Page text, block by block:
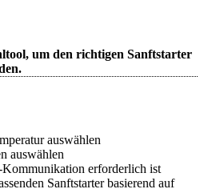
um den richtigen Sanftstarter
auswählen
auswählen
erforderlich ist
Sanftstarter basierend auf